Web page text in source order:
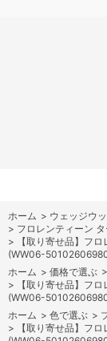
ホーム > ウェッジウ
> フロレンティーン
>
【取り寄せ品】フ
(WW06-
ホーム > 価格で選ぶ >
>
【取り寄せ品】フ
(WW06-
ホーム > 色で選ぶ >
>
【取り寄せ品】フ